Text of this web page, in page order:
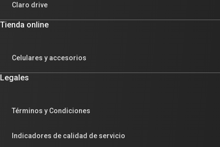
Claro drive
Tienda online
Celulares y accesorios
Legales
Términos y Condiciones
Indicadores de calidad de servicio